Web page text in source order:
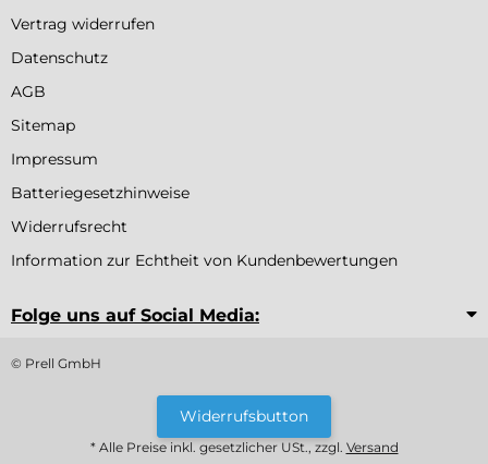
Vertrag widerrufen
Datenschutz
AGB
Sitemap
Impressum
Batteriegesetzhinweise
Widerrufsrecht
Information zur Echtheit von Kundenbewertungen
Folge uns auf Social Media:
© Prell GmbH
Widerrufsbutton
* Alle Preise inkl. gesetzlicher USt., zzgl. Versand